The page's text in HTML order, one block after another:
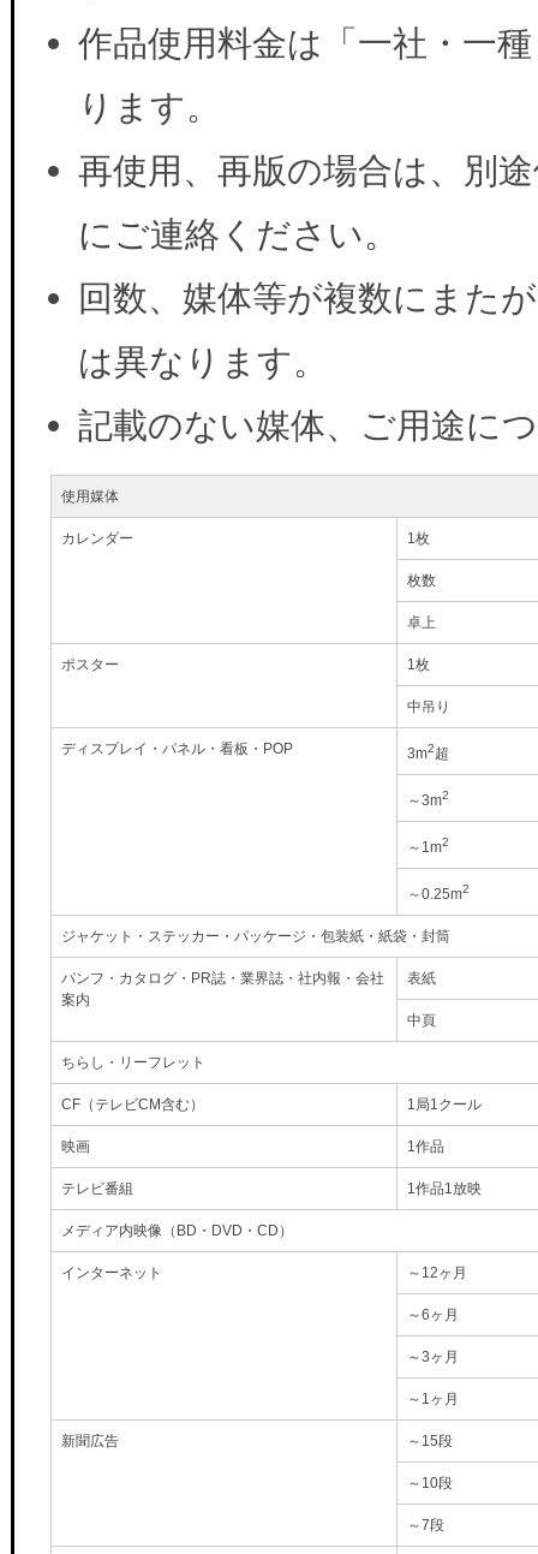
作品使用料金は「一社・一
ります。
再使用、再版の場合は、別
にご連絡ください。
回数、媒体等が複数にまた
は異なります。
記載のない媒体、ご用途に
使用媒体
カレンダー 1枚
枚数
卓上
ポスター 1枚
中吊り
ディスプレイ・パネル・看板・POP 3m2超
～3m2
～1m2
～0.25m2
ジャケット・ステッカー・パッケージ・包装紙・紙袋・封筒
パンフ・カタログ・PR誌・業界誌・社内報・会社
案内
表紙
中頁
ちらし・リーフレット
CF（テレビCM含む） 1局1クール
映画 1作品
テレビ番組 1作品1放映
メディア内映像（BD・DVD・CD）
インターネット ～12ヶ月
～6ヶ月
～3ヶ月
～1ヶ月
新聞広告 ～15段
～10段
～7段